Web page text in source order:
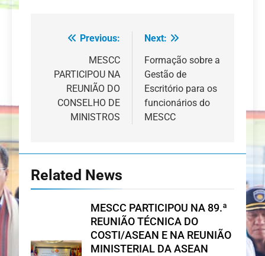
Navegação
artigos
Previous:
MESCC
PARTICIPOU NA
REUNIÃO DO
CONSELHO DE
MINISTROS
Next:
Formação sobre a
Gestão de
Escritório para os
funcionários do
MESCC
Related News
MESCC PARTICIPOU NA 89.ª
REUNIÃO TÉCNICA DO
COSTI/ASEAN E NA REUNIÃO
MINISTERIAL DA ASEAN